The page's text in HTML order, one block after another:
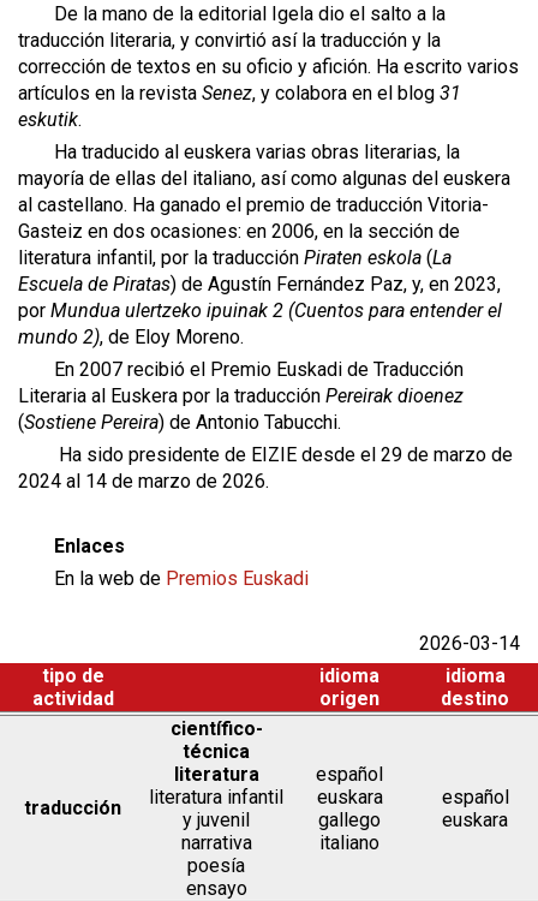
De la mano de la editorial Igela dio el salto a la
traducción literaria, y convirtió así la traducción y la
corrección de textos en su oficio y afición. Ha escrito varios
artículos en la revista Senez, y colabora en el blog 31
eskutik.
Ha traducido al euskera varias obras literarias, la
mayoría de ellas del italiano, así como algunas del euskera
al castellano. Ha ganado el premio de traducción Vitoria-
Gasteiz en dos ocasiones: en 2006, en la sección de
literatura infantil, por la traducción Piraten eskola (La
Escuela de Piratas) de Agustín Fernández Paz, y, en 2023,
por Mundua ulertzeko ipuinak 2 (Cuentos para entender el
mundo 2), de Eloy Moreno.
En 2007 recibió el Premio Euskadi de Traducción
Literaria al Euskera por la traducción Pereirak dioenez
(Sostiene Pereira) de Antonio Tabucchi.
Ha sido presidente de EIZIE desde el 29 de marzo de
2024 al 14 de marzo de 2026.
Enlaces
En la web de Premios Euskadi
2026-03-14
tipo de
actividad
idioma
origen
idioma
destino
traducción
científico-
técnica
literatura
literatura infantil
y juvenil
narrativa
poesía
ensayo
español
euskara
gallego
italiano
español
euskara